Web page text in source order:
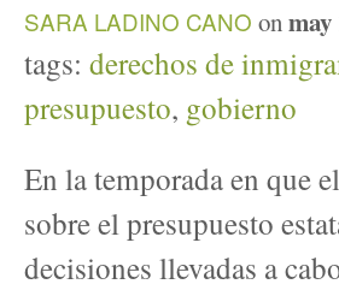
SARA LADINO CANO onmay
tags: derechos de
presupuesto, gobierno
En la temporada en que
sobre el presupuesto
decisiones llevadas a